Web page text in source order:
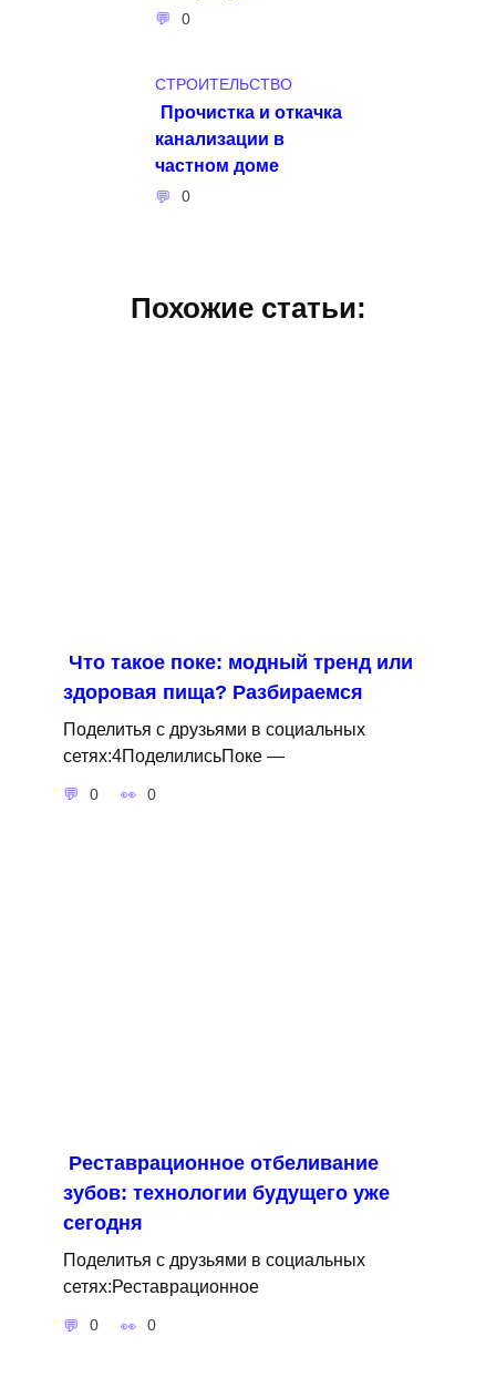
0
СТРОИТЕЛЬСТВО
Прочистка и откачка
канализации в
частном доме
0
Похожие статьи:
Что такое поке: модный тренд или
здоровая пища? Разбираемся
Поделитья с друзьями в социальных
сетях:4ПоделилисьПоке —
0 0
Реставрационное отбеливание
зубов: технологии будущего уже
сегодня
Поделитья с друзьями в социальных
сетях:Реставрационное
0 0